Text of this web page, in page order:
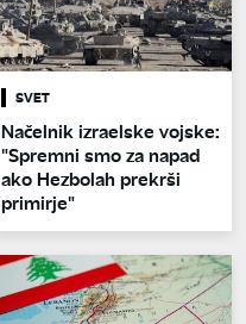
SVET
Načelnik izraelske vojske:
"Spremni smo za napad
ako Hezbolah prekrši
primirje"